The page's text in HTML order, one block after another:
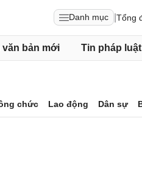
Danh mục Tổng
văn bản mới Tin pháp luật
chức Lao động Dân sự